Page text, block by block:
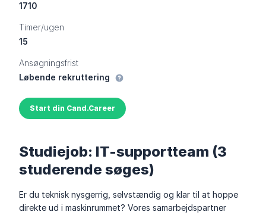
1710
Timer/ugen
15
Ansøgningsfrist
Løbende rekruttering
Vis information
Start din Cand.Career
Studiejob: IT-supportteam (3
studerende søges)
Er du teknisk nysgerrig, selvstændig og klar til at hoppe
direkte ud i maskinrummet? Vores samarbejdspartner